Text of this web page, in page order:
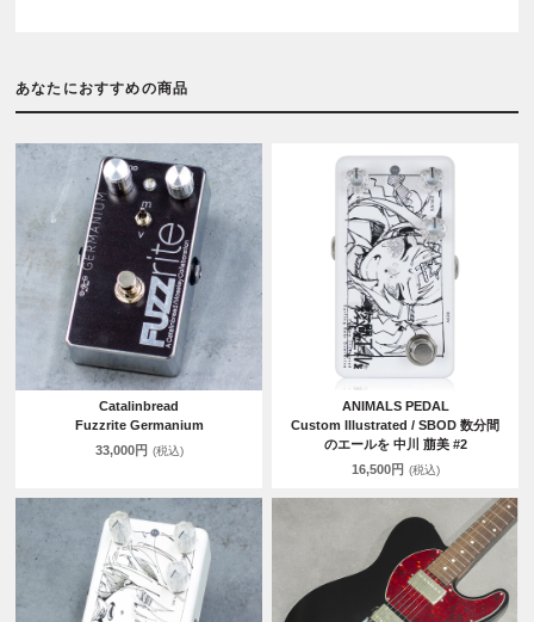
あなたにおすすめの商品
Catalinbread
Fuzzrite Germanium
33,000円 (税込)
ANIMALS PEDAL
Custom Illustrated / SBOD 数分間
のエールを 中川 萠美 #2
16,500円 (税込)